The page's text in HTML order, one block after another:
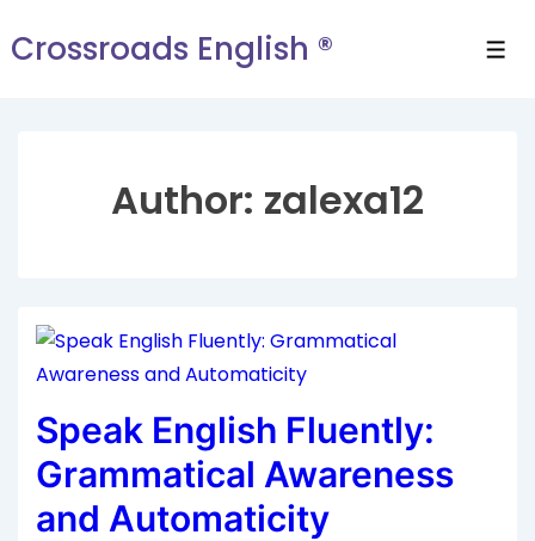
Crossroads English ®
Author: zalexa12
Speak English Fluently:
Grammatical Awareness
and Automaticity